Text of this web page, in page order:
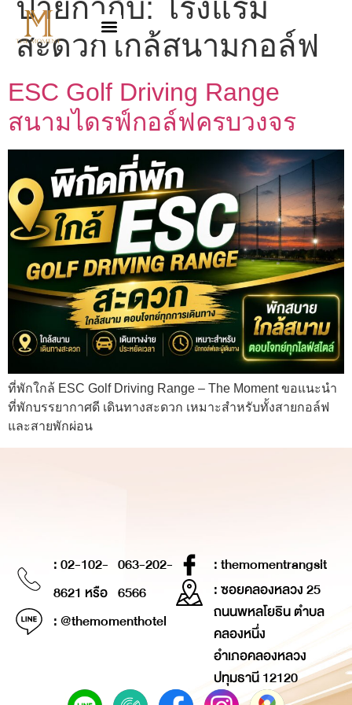
ป้ายกำกับ: โรงแรม
สะดวกใกล้สนามกอล์ฟ
ESC Golf Driving Range
สนามไดรฟ์กอล์ฟครบวงจร
ที่พักใกล้ ESC Golf Driving Range – The Moment ขอแนะนำ
ที่พักบรรยากาศดี เดินทางสะดวก เหมาะสำหรับทั้งสายกอล์ฟ
และสายพักผ่อน
: 02-102-
8621 หรือ
063-202-
6566
: @themomenthotel
: themomentrangsit
: ซอยคลองหลวง 25
ถนนพหลโยธิน ตำบล
คลองหนึ่ง
อำเภอคลองหลวง
ปทุมธานี 12120